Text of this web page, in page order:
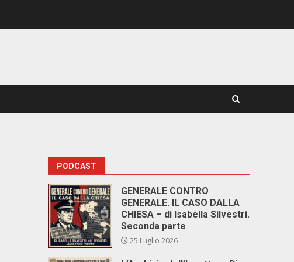
PODCAST
GENERALE CONTRO
GENERALE. IL CASO DALLA
CHIESA – di Isabella Silvestri.
Seconda parte
25 Luglio 2026